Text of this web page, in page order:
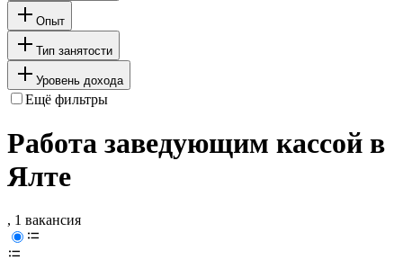
Опыт
Тип занятости
Уровень дохода
Ещё фильтры
Работа заведующим кассой в
Ялте
, 1 вакансия